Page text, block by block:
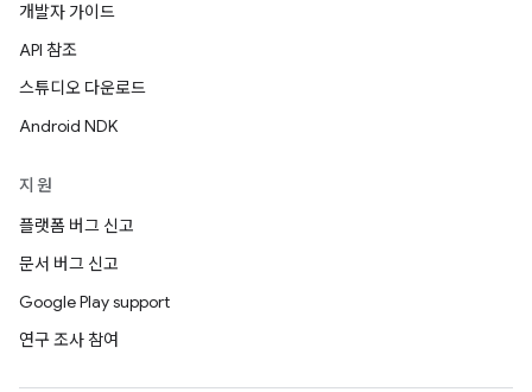
개발자 가이드
API 참조
스튜디오 다운로드
Android NDK
지원
플랫폼 버그 신고
문서 버그 신고
Google Play support
연구 조사 참여